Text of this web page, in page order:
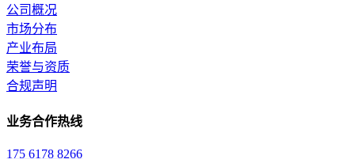
公司概况
市场分布
产业布局
荣誉与资质
合规声明
业务合作热线
175 6178 8266